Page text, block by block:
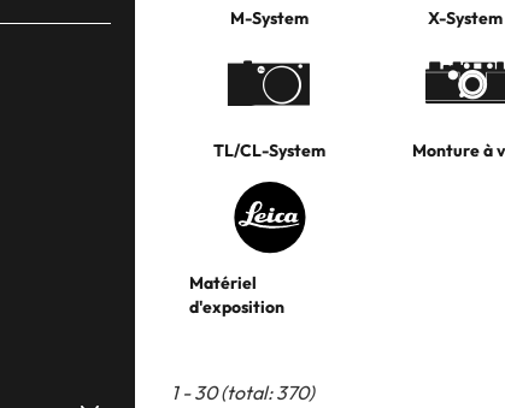
M-System X-System
TL/CL-System Monture à
Matériel
d'exposition
1 - 30 (total: 370)